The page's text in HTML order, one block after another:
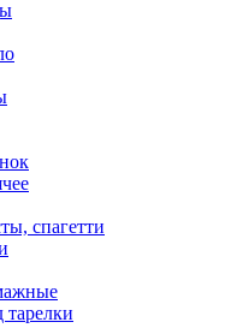
спагетти